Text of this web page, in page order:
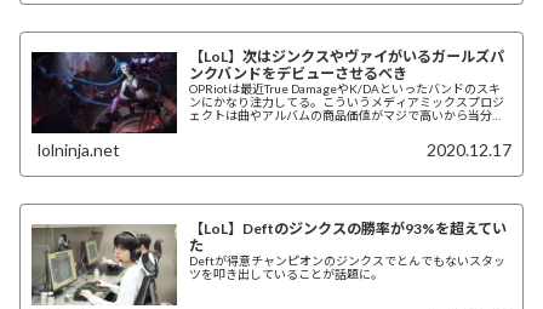
【LoL】次はジンクスやヴァイがいるガールズパ
ンクバンドをデビューさせるべき
OPRiotは最近True DamageやK/DAといったバンドのスキ
ンにかなり注力してる。こういうメディアミックスプロジ
ェクトは曲やアルバムの商品価値がマジで高いから当分の
lolninja.net 2020.12.17
【LoL】Deftのジンクスの勝率が93%を超えてい
た
Deftが得意チャンピオンのジンクスでとんでもないスタッ
ツを叩き出していることが話題に。